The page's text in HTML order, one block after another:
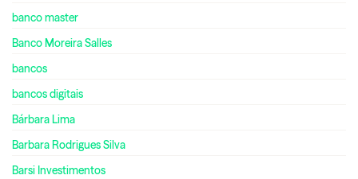
banco master
Banco Moreira Salles
bancos
bancos digitais
Bárbara Lima
Barbara Rodrigues Silva
Barsi Investimentos